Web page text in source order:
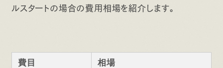
ルスタートの場合の費用相場を紹介します。
費目 相場